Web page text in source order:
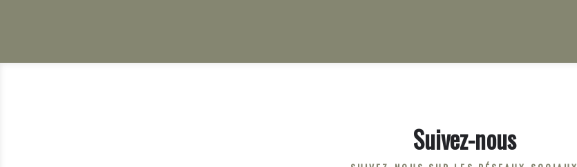
Suivez-nous